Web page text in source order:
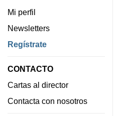
Mi perfil
Newsletters
Regístrate
CONTACTO
Cartas al director
Contacta con nosotros